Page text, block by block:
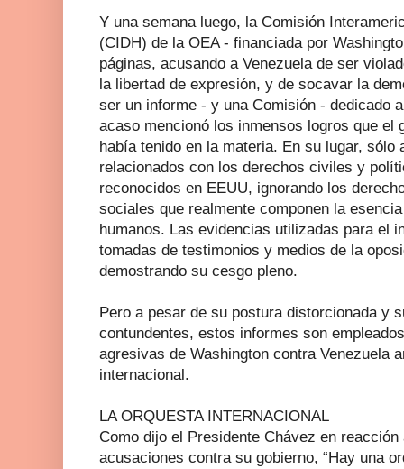
Y una semana luego, la Comisión
(CIDH) de la OEA - financiada por
páginas, acusando a Venezuela de ser
la libertad de expresión, y de socavar la
ser un informe - y una Comisión - dedicado
acaso mencionó los inmensos logros que el
había tenido en la materia. En su lugar, sólo
relacionados con los derechos civiles y
reconocidos en EEUU, ignorando los
sociales que realmente componen la
humanos. Las evidencias utilizadas para el
tomadas de testimonios y medios de la
demostrando su cesgo pleno.
Pero a pesar de su postura distorcionada y
contundentes, estos informes son
agresivas de Washington contra Venezuela
internacional.
LA ORQUESTA INTERNACIONAL
Como dijo el Presidente Chávez en
acusaciones contra su gobierno, “Hay una